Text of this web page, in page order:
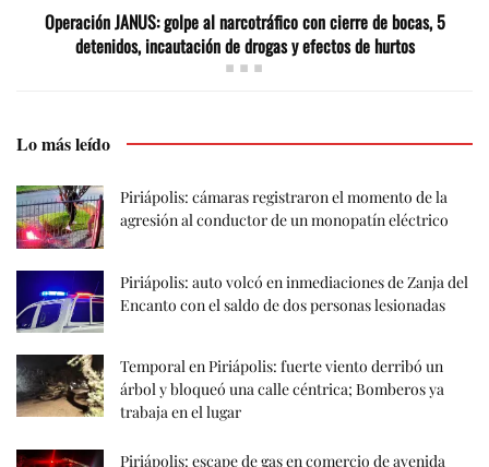
Operación JANUS: golpe al narcotráfico con cierre de bocas, 5
detenidos, incautación de drogas y efectos de hurtos
Lo más leído
Piriápolis: cámaras registraron el momento de la
agresión al conductor de un monopatín eléctrico
Piriápolis: auto volcó en inmediaciones de Zanja del
Encanto con el saldo de dos personas lesionadas
Temporal en Piriápolis: fuerte viento derribó un
árbol y bloqueó una calle céntrica; Bomberos ya
trabaja en el lugar
Piriápolis: escape de gas en comercio de avenida